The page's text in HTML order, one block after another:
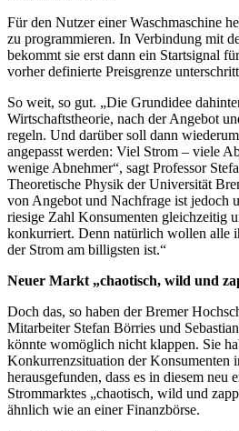
Für den Nutzer einer Waschmaschine
zu programmieren. In Verbindung mit
bekommt sie erst dann ein Startsignal
vorher definierte Preisgrenze
So weit, so gut. „Die Grundidee
Wirtschaftstheorie, nach der Angebot
regeln. Und darüber soll dann
angepasst werden: Viel Strom – viele
wenige Abnehmer“, sagt Professor
Theoretische Physik der Universität
von Angebot und Nachfrage ist jedoch
riesige Zahl Konsumenten gleichzeitig
konkurriert. Denn natürlich wollen alle
der Strom am billigsten ist.“
Neuer Markt „chaotisch, wild und
Doch das, so haben der Bremer
Mitarbeiter Stefan Börries und
könnte womöglich nicht klappen. Sie
Konkurrenzsituation der Konsumenten
herausgefunden, dass es in diesem neu
Strommarktes „chaotisch, wild und
ähnlich wie an einer Finanzbörse.